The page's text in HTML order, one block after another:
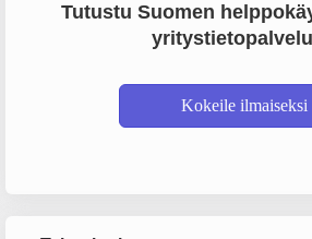
Tutustu Suomen
Kokeile ilmaiseksi